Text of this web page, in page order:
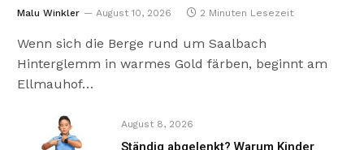
Malu Winkler August 10, 2026 2 Minuten Lesezeit
Wenn sich die Berge rund um Saalbach
Hinterglemm in warmes Gold färben, beginnt am
Ellmauhof…
August 8, 2026